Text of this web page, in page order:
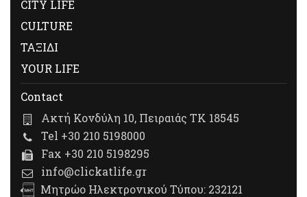
CITY LIFE
CULTURE
ΤΑΞΙΔΙ
YOUR LIFE
Contact
Ακτή Κονδύλη 10, Πειραιάς ΤΚ 18545
Tel +30 210 5198000
Fax +30 210 5198295
info@clickatlife.gr
Μητρώο Ηλεκτρονικού Τύπου: 232121